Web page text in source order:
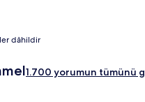
10 restoran arasından biri
arası mutfak yemekleri sunar,
açıktır. 3 havuz kenarı barı,
çıkan özellikler arasındadır.
tam not alıyor.
dâhildir
1.700 yorumun tümünü